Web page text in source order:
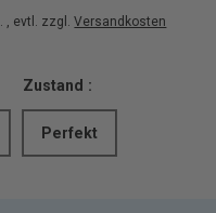
, evtl. zzgl.Versandkosten
Zustand :
Perfekt